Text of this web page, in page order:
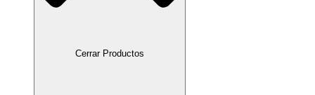
Cerrar Productos